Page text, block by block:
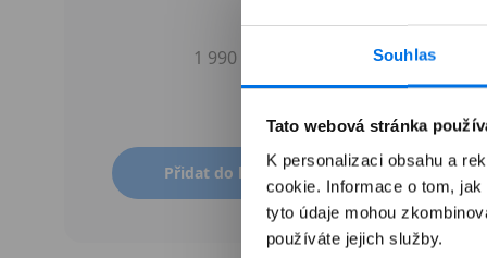
Souhlas
Tato webová stránka
K personalizaci obsahu a
cookie. Informace o tom,
tyto údaje mohou
používáte jejich služby.
1 990 Kč
Přidat do košíku